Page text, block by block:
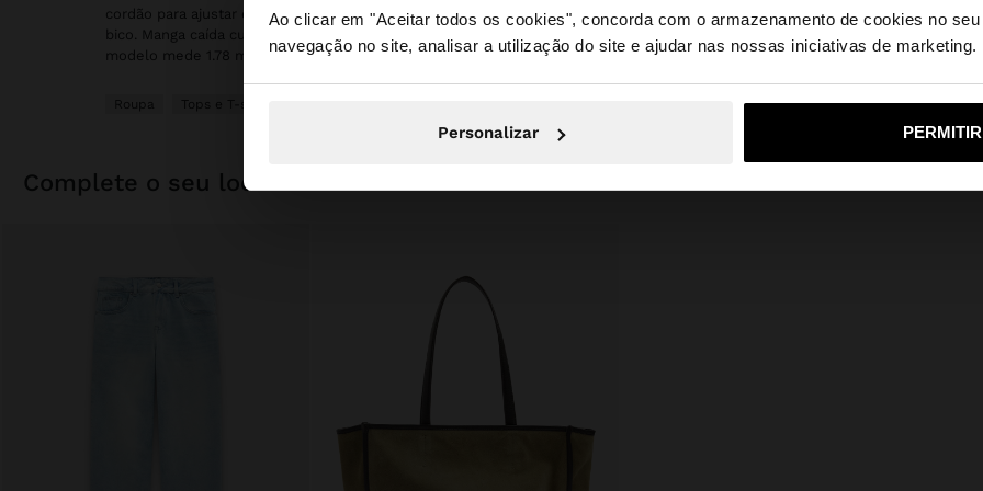
Ao clicar em "Aceitar todos os cookies", concorda com o armazenamento de cookies no
navegação no site, analisar a utilização do site e ajudar nas nossas iniciativas de marketing.
Personalizar
Está a aceder ao site a partir de Portugal. Deseja navegar no nosso site
Sim,
cordão para ajustar e abertura que permite a sua adaptação a decote em
bico. Manga caída curta com dobra. Franzido nas laterais inferiores. A
modelo mede 1.78 m e veste o tamanho XS-S.
Roupa
complete o seu look